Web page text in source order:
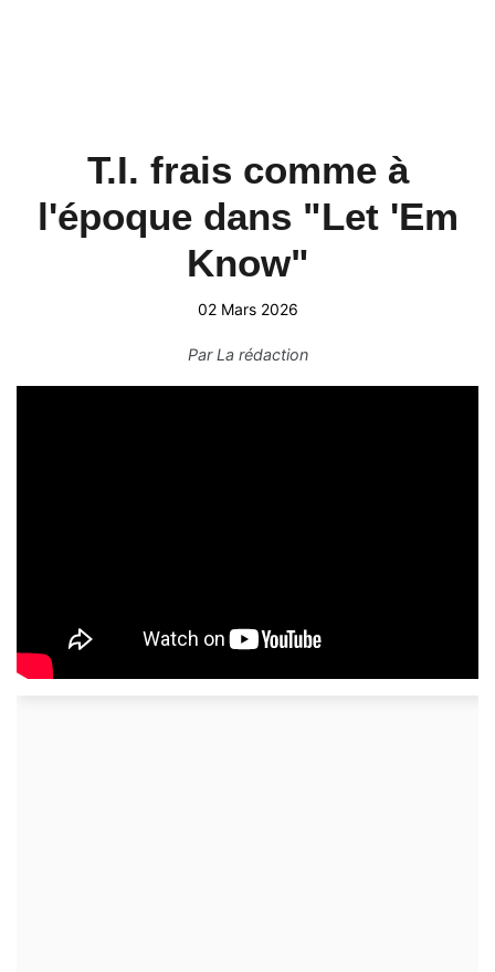
T.I. frais comme à
l'époque dans "Let 'Em
Know"
02 Mars 2026
ParLa rédaction